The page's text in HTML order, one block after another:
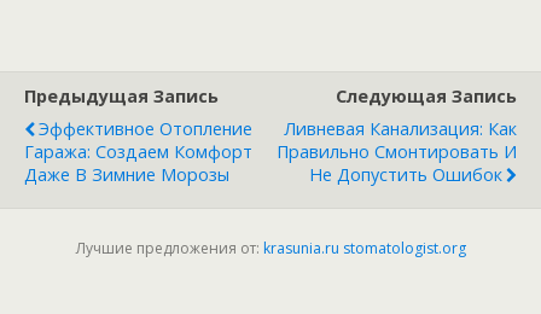
профессионалов?
Предыдущая Запись
Эффективное Отопление
Гаража: Создаем Комфорт
Даже В Зимние Морозы
Следующая Запись
Ливневая Канализация: Как
Правильно Смонтировать И
Не Допустить Ошибок
Лучшие предложения от: krasunia.ru stomatologist.org